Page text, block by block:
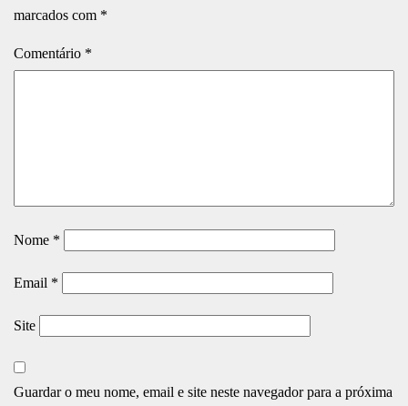
marcados com *
Comentário *
Nome *
Email *
Site
Guardar o meu nome, email e site neste navegador para a próxima